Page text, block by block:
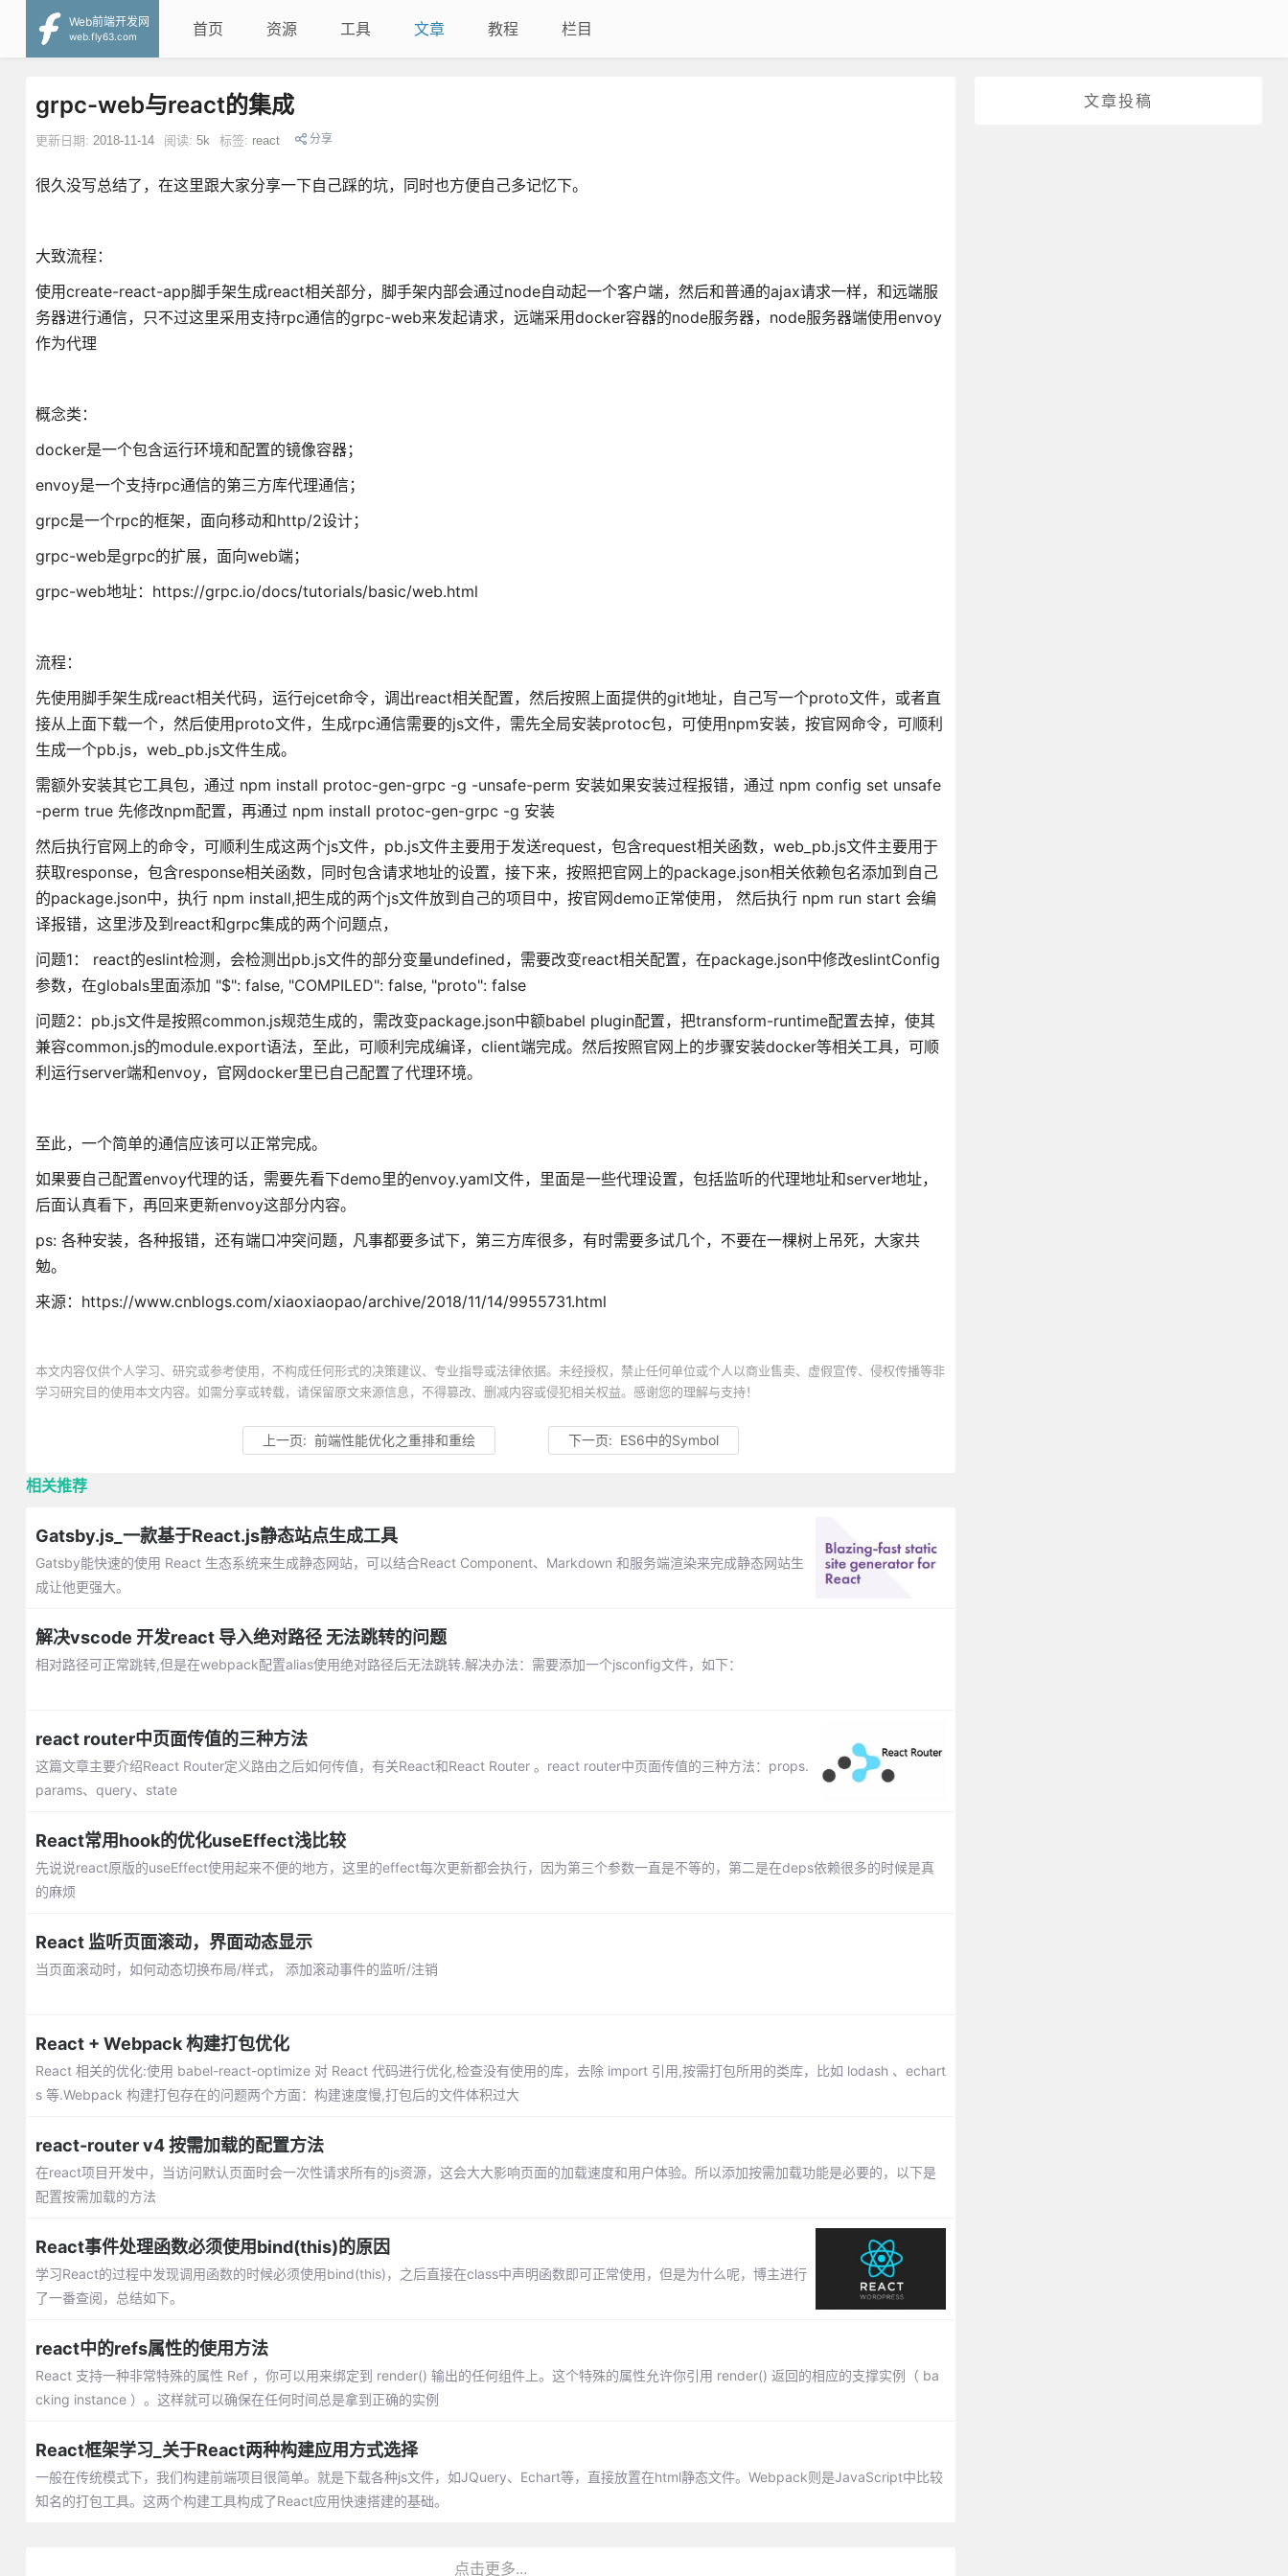
Web前端开发网
web.fly63.com
首页 资源 工具 文章 教程 栏目
文章投稿
grpc-web与react的集成
更新日期: 2018-11-14 阅读: 5k 标签: react 分享
很久没写总结了，在这里跟大家分享一下自己踩的坑，同时也方便自己多记忆下。
大致流程：
使用create-react-app脚手架生成react相关部分，脚手架内部会通过node自动起一个客户端，然后和普通的ajax请求一样，和远端服
务器进行通信，只不过这里采用支持rpc通信的grpc-web来发起请求，远端采用docker容器的node服务器，node服务器端使用envoy
作为代理
概念类：
docker是一个包含运行环境和配置的镜像容器；
envoy是一个支持rpc通信的第三方库代理通信；
grpc是一个rpc的框架，面向移动和http/2设计；
grpc-web是grpc的扩展，面向web端；
grpc-web地址：https://grpc.io/docs/tutorials/basic/web.html
流程：
先使用脚手架生成react相关代码，运行ejcet命令，调出react相关配置，然后按照上面提供的git地址，自己写一个proto文件，或者直
接从上面下载一个，然后使用proto文件，生成rpc通信需要的js文件，需先全局安装protoc包，可使用npm安装，按官网命令，可顺利
生成一个pb.js，web_pb.js文件生成。
需额外安装其它工具包，通过 npm install protoc-gen-grpc -g -unsafe-perm 安装如果安装过程报错，通过 npm config set unsafe
-perm true 先修改npm配置，再通过 npm install protoc-gen-grpc -g 安装
然后执行官网上的命令，可顺利生成这两个js文件，pb.js文件主要用于发送request，包含request相关函数，web_pb.js文件主要用于
获取response，包含response相关函数，同时包含请求地址的设置，接下来，按照把官网上的package.json相关依赖包名添加到自己
的package.json中，执行 npm install,把生成的两个js文件放到自己的项目中，按官网demo正常使用， 然后执行 npm run start 会编
译报错，这里涉及到react和grpc集成的两个问题点，
问题1： react的eslint检测，会检测出pb.js文件的部分变量undefined，需要改变react相关配置，在package.json中修改eslintConfig
参数，在globals里面添加 "$": false, "COMPILED": false, "proto": false
问题2：pb.js文件是按照common.js规范生成的，需改变package.json中额babel plugin配置，把transform-runtime配置去掉，使其
兼容common.js的module.export语法，至此，可顺利完成编译，client端完成。然后按照官网上的步骤安装docker等相关工具，可顺
利运行server端和envoy，官网docker里已自己配置了代理环境。
至此，一个简单的通信应该可以正常完成。
如果要自己配置envoy代理的话，需要先看下demo里的envoy.yaml文件，里面是一些代理设置，包括监听的代理地址和server地址，
后面认真看下，再回来更新envoy这部分内容。
ps: 各种安装，各种报错，还有端口冲突问题，凡事都要多试下，第三方库很多，有时需要多试几个，不要在一棵树上吊死，大家共
勉。
来源：https://www.cnblogs.com/xiaoxiaopao/archive/2018/11/14/9955731.html
本文内容仅供个人学习、研究或参考使用，不构成任何形式的决策建议、专业指导或法律依据。未经授权，禁止任何单位或个人以商业售卖、虚假宣传、侵权传播等非
学习研究目的使用本文内容。如需分享或转载，请保留原文来源信息，不得篡改、删减内容或侵犯相关权益。感谢您的理解与支持！
上一页: 前端性能优化之重排和重绘 下一页: ES6中的Symbol
相关推荐
Gatsby.js_一款基于React.js静态站点生成工具
Gatsby能快速的使用 React 生态系统来生成静态网站，可以结合React Component、Markdown 和服务端渲染来完成静态网站生
成让他更强大。
解决vscode 开发react 导入绝对路径 无法跳转的问题
相对路径可正常跳转,但是在webpack配置alias使用绝对路径后无法跳转.解决办法：需要添加一个jsconfig文件，如下：
react router中页面传值的三种方法
这篇文章主要介绍React Router定义路由之后如何传值，有关React和React Router 。react router中页面传值的三种方法：props.
params、query、state
React常用hook的优化useEffect浅比较
先说说react原版的useEffect使用起来不便的地方，这里的effect每次更新都会执行，因为第三个参数一直是不等的，第二是在deps依赖很多的时候是真
的麻烦
React 监听页面滚动，界面动态显示
当页面滚动时，如何动态切换布局/样式， 添加滚动事件的监听/注销
React + Webpack 构建打包优化
React 相关的优化:使用 babel-react-optimize 对 React 代码进行优化,检查没有使用的库，去除 import 引用,按需打包所用的类库，比如 lodash 、echart
s 等.Webpack 构建打包存在的问题两个方面：构建速度慢,打包后的文件体积过大
react-router v4 按需加载的配置方法
在react项目开发中，当访问默认页面时会一次性请求所有的js资源，这会大大影响页面的加载速度和用户体验。所以添加按需加载功能是必要的，以下是
配置按需加载的方法
React事件处理函数必须使用bind(this)的原因
学习React的过程中发现调用函数的时候必须使用bind(this)，之后直接在class中声明函数即可正常使用，但是为什么呢，博主进行
了一番查阅，总结如下。
react中的refs属性的使用方法
React 支持一种非常特殊的属性 Ref ，你可以用来绑定到 render() 输出的任何组件上。这个特殊的属性允许你引用 render() 返回的相应的支撑实例（ ba
cking instance ）。这样就可以确保在任何时间总是拿到正确的实例
React框架学习_关于React两种构建应用方式选择
一般在传统模式下，我们构建前端项目很简单。就是下载各种js文件，如JQuery、Echart等，直接放置在html静态文件。Webpack则是JavaScript中比较
知名的打包工具。这两个构建工具构成了React应用快速搭建的基础。
点击更多...